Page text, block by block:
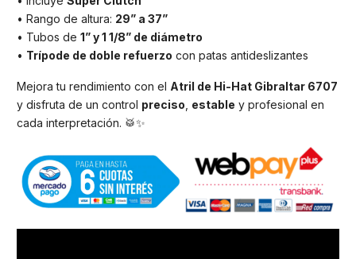
• Rango de altura: 29” a 37”
• Tubos de 1” y 1 1/8” de diámetro
• Trípode de doble refuerzo con patas antideslizantes
Mejora tu rendimiento con el Atril de Hi-Hat Gibraltar 6707
y disfruta de un control preciso estable y profesional en
cada interpretación. 🥁✨